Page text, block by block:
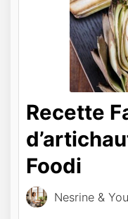
Recette
Foodi
Nesrine &